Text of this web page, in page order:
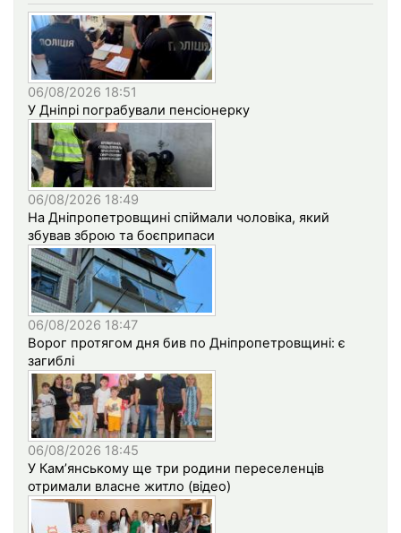
06/08/2026 18:51
У Дніпрі пограбували пенсіонерку
06/08/2026 18:49
На Дніпропетровщині спіймали чоловіка, який
збував зброю та боєприпаси
06/08/2026 18:47
Ворог протягом дня бив по Дніпропетровщині: є
загиблі
06/08/2026 18:45
У Кам’янському ще три родини переселенців
отримали власне житло (відео)